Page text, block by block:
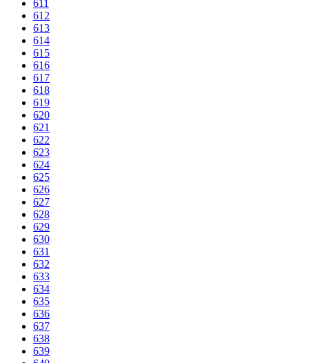
611
612
613
614
615
616
617
618
619
620
621
622
623
624
625
626
627
628
629
630
631
632
633
634
635
636
637
638
639